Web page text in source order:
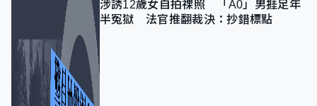
涉誘12歲女自拍祼照 「A0」男捱足年
半冤獄 法官推翻裁決：抄錯標點